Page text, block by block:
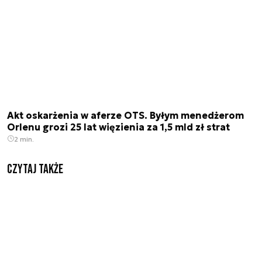
Akt oskarżenia w aferze OTS. Byłym menedżerom
Orlenu grozi 25 lat więzienia za 1,5 mld zł strat
2 min.
Czytaj także